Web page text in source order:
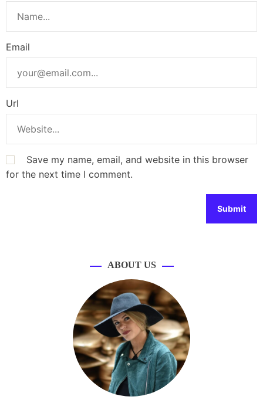
Email
Url
Save my name, email, and website in this browser
for the next time I comment.
ABOUT US